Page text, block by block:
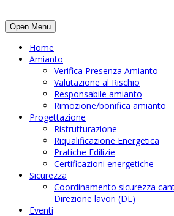
Open Menu
Home
Amianto
Verifica Presenza Amianto
Valutazione al Rischio
Responsabile amianto
Rimozione/bonifica amianto
Progettazione
Ristrutturazione
Riqualificazione Energetica
Pratiche Edilizie
Certificazioni energetiche
Sicurezza
Coordinamento sicurezza
Direzione lavori (DL)
Eventi